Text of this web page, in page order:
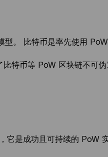
型。 比特币是率先使用
特币等 PoW 区块链不可
它是成功且可持续的 PoW